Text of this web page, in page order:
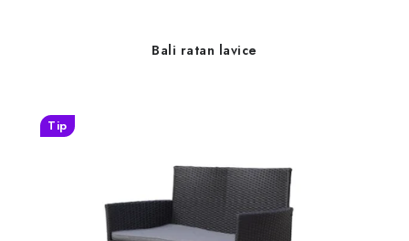
Bali ratan lavice
Tip